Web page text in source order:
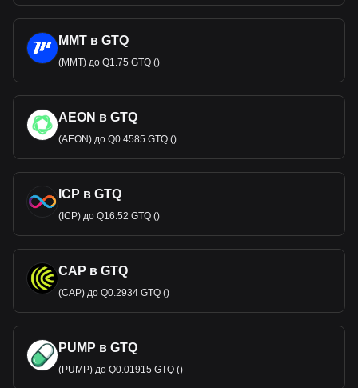
MMT в GTQ
(MMT) до Q1.75 GTQ ()
AEON в GTQ
(AEON) до Q0.4585 GTQ ()
ICP в GTQ
(ICP) до Q16.52 GTQ ()
CAP в GTQ
(CAP) до Q0.2934 GTQ ()
PUMP в GTQ
(PUMP) до Q0.01915 GTQ ()